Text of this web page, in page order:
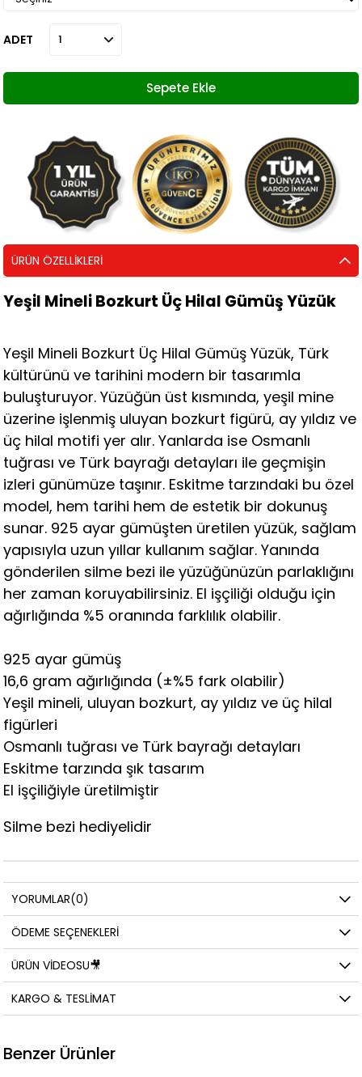
ADET
ÜRÜN ÖZELLIKLERI
Yeşil Mineli Bozkurt Üç Hilal Gümüş Yüzük
Yeşil Mineli Bozkurt Üç Hilal Gümüş Yüzük, Türk
kültürünü ve tarihini modern bir tasarımla
buluşturuyor. Yüzüğün üst kısmında, yeşil mine
üzerine işlenmiş uluyan bozkurt figürü, ay yıldız ve
üç hilal motifi yer alır. Yanlarda ise Osmanlı
tuğrası ve Türk bayrağı detayları ile geçmişin
izleri günümüze taşınır. Eskitme tarzındaki bu özel
model, hem tarihi hem de estetik bir dokunuş
sunar. 925 ayar gümüşten üretilen yüzük, sağlam
yapısıyla uzun yıllar kullanım sağlar. Yanında
gönderilen silme bezi ile yüzüğünüzün parlaklığını
her zaman koruyabilirsiniz. El işçiliği olduğu için
ağırlığında %5 oranında farklılık olabilir.
925 ayar gümüş
16,6 gram ağırlığında (±%5 fark olabilir)
Yeşil mineli, uluyan bozkurt, ay yıldız ve üç hilal
figürleri
Osmanlı tuğrası ve Türk bayrağı detayları
Eskitme tarzında şık tasarım
El işçiliğiyle üretilmiştir
Silme bezi hediyelidir
YORUMLAR(0)
ÖDEME SEÇENEKLERI
ÜRÜN VIDEOSU🎥
KARGO & TESLIMAT
Benzer Ürünler